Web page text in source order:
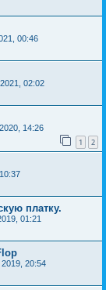
00:46
02:02
14:26
1 2
платку.
01:21
2019, 20:54